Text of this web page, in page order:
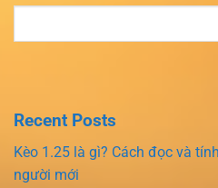
Recent Posts
Kèo 1.25 là gì? Cách đọc và
người mới